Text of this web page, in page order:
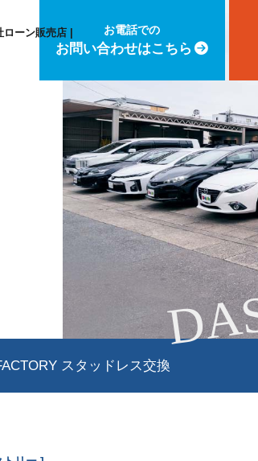
ーン販売店 |
お電話での
お問い合わせはこちら
スタッドレス交換